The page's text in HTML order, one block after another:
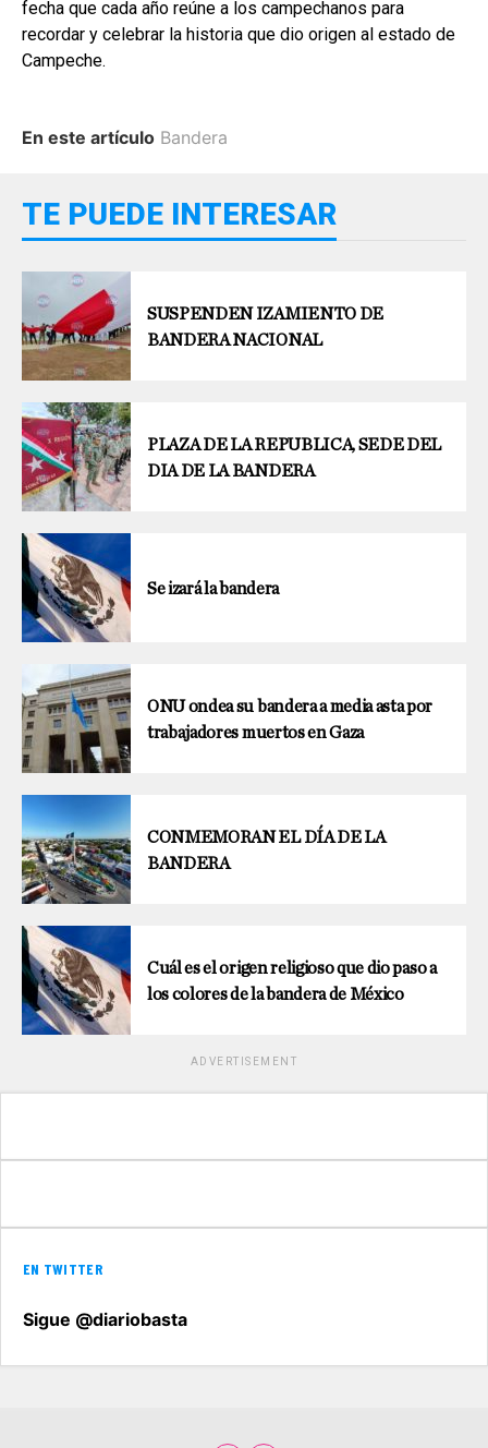
fecha que cada año reúne a los campechanos para
recordar y celebrar la historia que dio origen al estado de
Campeche.
En este artículo Bandera
TE PUEDE INTERESAR
SUSPENDEN IZAMIENTO DE
BANDERA NACIONAL
PLAZA DE LA REPUBLICA, SEDE DEL
DIA DE LA BANDERA
Se izará la bandera
ONU ondea su bandera a media asta por
trabajadores muertos en Gaza
CONMEMORAN EL DÍA DE LA
BANDERA
Cuál es el origen religioso que dio paso a
los colores de la bandera de México
ADVERTISEMENT
EN TWITTER
Sigue @diariobasta